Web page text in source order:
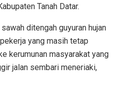
Tanah Datar.
ditengah guyuran hujan
yang masih tetap
kerumunan masyarakat yang
jalan sembari meneriaki,